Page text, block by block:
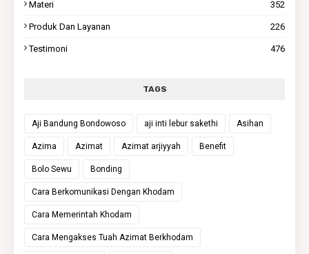
Materi 352
Produk Dan Layanan 226
Testimoni 476
TAGS
Aji Bandung Bondowoso aji inti lebur sakethi Asihan
Azima Azimat Azimat arjiyyah Benefit
Bolo Sewu Bonding
Cara Berkomunikasi Dengan Khodam
Cara Memerintah Khodam
Cara Mengakses Tuah Azimat Berkhodam